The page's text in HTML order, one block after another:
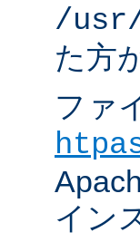
/usr/
た方
ファ
イン